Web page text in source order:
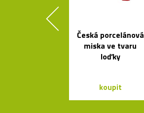
Česká porcelánová
miska ve tvaru
loďky
koupit